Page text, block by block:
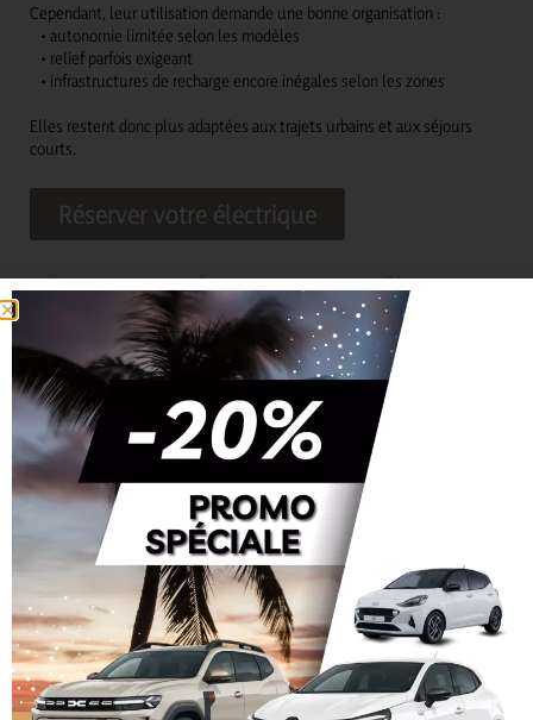
Cependant, leur utilisation demande une bonne organisation :
• autonomie limitée selon les modèles
• relief parfois exigeant
• infrastructures de recharge encore inégales selon les zones
Elles restent donc plus adaptées aux trajets urbains et aux séjours
courts.
Réserver votre électrique
Boîte automatique ou manuelle : un
vrai choix de confort
Sur une île comme La Réunion, ce choix est souvent sous-estimé.
La boîte automatique apporte un confort réel, notamment dans les
montées, les descentes et les
embouteillages urbains.
Elle permet de réduire la fatigue et d’améliorer la fluidité de conduite.
La boîte manuelle, quant à elle, reste plus économique et offre
davantage de choix dans les gammes de
véhicules disponibles.
Pour la majorité des touristes, l’automatique est plus adaptée.
Ce que les voyageurs réalisent
souvent trop tard
Beaucoup de visiteurs arrivent à La Réunion en pensant que les trajets
seront rapides et simples.